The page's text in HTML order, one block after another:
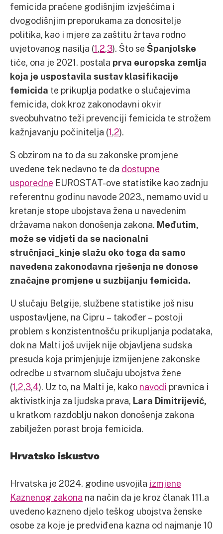
femicida praćene godišnjim izvješćima i
dvogodišnjim preporukama za donositelje
politika, kao i mjere za zaštitu žrtava rodno
uvjetovanog nasilja (1,2,3). Što se Španjolske
tiče, ona je 2021. postala prva europska zemlja
koja je uspostavila sustav klasifikacije
femicida te prikuplja podatke o slučajevima
femicida, dok kroz zakonodavni okvir
sveobuhvatno teži prevenciji femicida te strožem
kažnjavanju počinitelja (1,2).
S obzirom na to da su zakonske promjene
uvedene tek nedavno te da dostupne
usporedne EUROSTAT-ove statistike kao zadnju
referentnu godinu navode 2023., nemamo uvid u
kretanje stope ubojstava žena u navedenim
državama nakon donošenja zakona. Međutim,
može se vidjeti da se nacionalni
stručnjaci_kinje slažu oko toga da samo
navedena zakonodavna rješenja ne donose
značajne promjene u suzbijanju femicida.
U slučaju Belgije, službene statistike još nisu
uspostavljene, na Cipru – također – postoji
problem s konzistentnošću prikupljanja podataka,
dok na Malti još uvijek nije objavljena sudska
presuda koja primjenjuje izmijenjene zakonske
odredbe u stvarnom slučaju ubojstva žene
(1,2,3,4). Uz to, na Malti je, kako navodi pravnica i
aktivistkinja za ljudska prava, Lara Dimitrijević,
u kratkom razdoblju nakon donošenja zakona
zabilježen porast broja femicida.
Hrvatsko iskustvo
Hrvatska je 2024. godine usvojila izmjene
Kaznenog zakona na način da je kroz članak 111.a
uvedeno kazneno djelo teškog ubojstva ženske
osobe za koje je predviđena kazna od najmanje 10